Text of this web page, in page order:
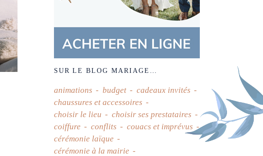
SUR LE BLOG MARIAGE…
animations budget
cadeaux invités
chaussures et accessoires
choisir le lieu
choisir ses prestataires
coiffure
conflits
couacs et imprévus
cérémonie laïque
cérémonie à la mairie